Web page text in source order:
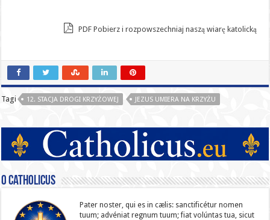
PDF Pobierz i rozpowszechniaj naszą wiarę katolicką
Tagi 12. STACJA DROGI KRZYŻOWEJ JEZUS UMIERA NA KRZYŻU
O catholicus
Pater noster, qui es in cælis: sanc­ti­ficétur nomen
tuum; advéniat regnum tuum; fiat volúntas tua, sicut